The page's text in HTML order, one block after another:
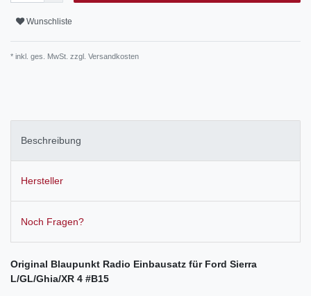
Wunschliste
* inkl. ges. MwSt. zzgl. Versandkosten
Beschreibung
Hersteller
Noch Fragen?
Original Blaupunkt Radio Einbausatz für Ford Sierra
L/GL/Ghia/XR 4 #B15